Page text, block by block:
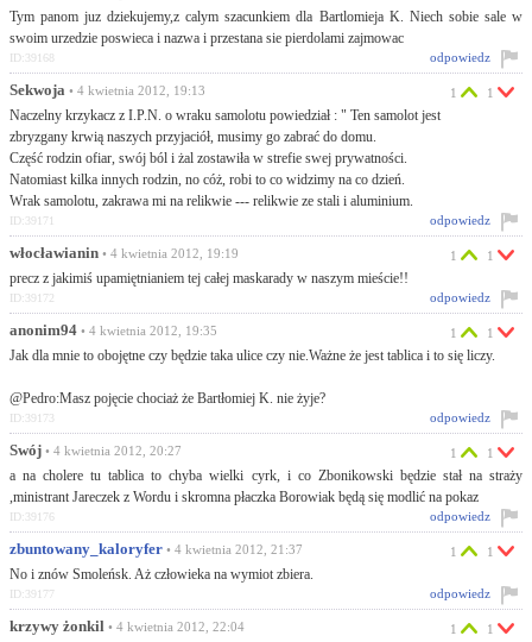
Tym panom juz dziekujemy,z calym szacunkiem dla Bartlomieja K. Niech sobie sale w
swoim urzedzie poswieca i nazwa i przestana sie pierdolami zajmowac
odpowiedz
ID:39168
Sekwoja • 4 kwietnia 2012, 19:13
Naczelny krzykacz z I.P.N. o wraku samolotu powiedział : " Ten samolot jest
zbryzgany krwią naszych przyjaciół, musimy go zabrać do domu.
Część rodzin ofiar, swój ból i żal zostawiła w strefie swej prywatności.
Natomiast kilka innych rodzin, no cóż, robi to co widzimy na co dzień.
Wrak samolotu, zakrawa mi na relikwie --- relikwie ze stali i aluminium.
1 1
odpowiedz
ID:39171
włocławianin • 4 kwietnia 2012, 19:19
precz z jakimiś upamiętnianiem tej całej maskarady w naszym mieście!!
1 1
odpowiedz
ID:39172
anonim94 • 4 kwietnia 2012, 19:35
Jak dla mnie to obojętne czy będzie taka ulice czy nie.Ważne że jest tablica i to się liczy.
@Pedro:Masz pojęcie chociaż że Bartłomiej K. nie żyje?
1 1
odpowiedz
ID:39173
Swój • 4 kwietnia 2012, 20:27
a na cholere tu tablica to chyba wielki cyrk, i co Zbonikowski będzie stał na straży
,ministrant Jareczek z Wordu i skromna płaczka Borowiak będą się modlić na pokaz
1 1
odpowiedz
ID:39176
zbuntowany_kaloryfer • 4 kwietnia 2012, 21:37
No i znów Smoleńsk. Aż człowieka na wymiot zbiera.
1 1
odpowiedz
ID:39177
krzywy żonkil • 4 kwietnia 2012, 22:04 1 1